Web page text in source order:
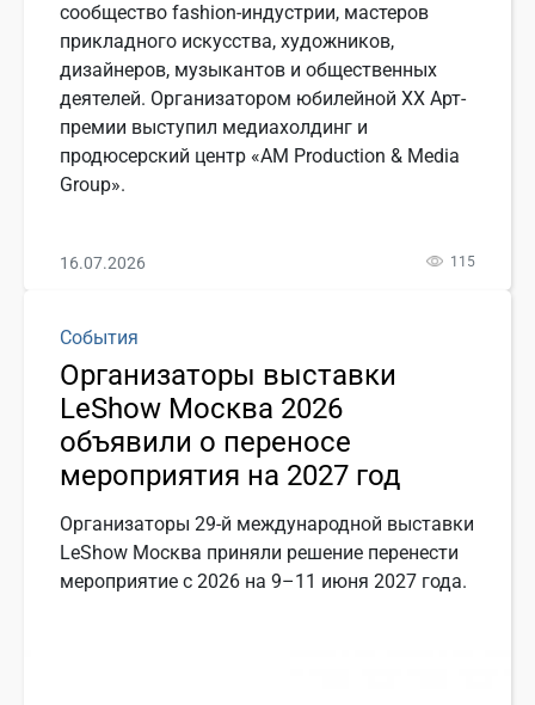
сообщество fashion-индустрии, мастеров
прикладного искусства, художников,
дизайнеров, музыкантов и общественных
деятелей. Организатором юбилейной ХХ Арт-
премии выступил медиахолдинг и
продюсерский центр «АМ Production & Media
Group».
16.07.2026 115
События
Организаторы выставки
LeShow Москва 2026
объявили о переносе
мероприятия на 2027 год
Организаторы 29-й международной выставки
LeShow Москва приняли решение перенести
мероприятие с 2026 на 9–11 июня 2027 года.